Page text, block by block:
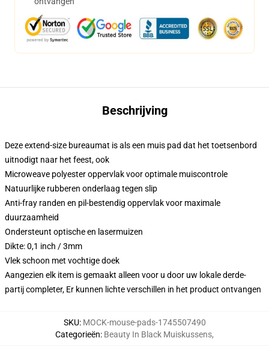
Beschrijving
Deze extend-size bureaumat is als een muis pad dat het toetsenbord
uitnodigt naar het feest, ook
Microweave polyester oppervlak voor optimale muiscontrole
Natuurlijke rubberen onderlaag tegen slip
Anti-fray randen en pil-bestendig oppervlak voor maximale
duurzaamheid
Ondersteunt optische en lasermuizen
Dikte: 0,1 inch / 3mm
Vlek schoon met vochtige doek
Aangezien elk item is gemaakt alleen voor u door uw lokale derde-
partij completer, Er kunnen lichte verschillen in het product ontvangen
SKU: MOCK-mouse-pads-1745507490
Categorieën: Beauty In Black Muiskussens,